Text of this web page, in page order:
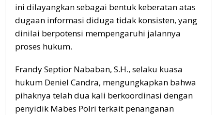
ini dilayangkan sebagai bentuk keberatan atas
dugaan informasi diduga tidak konsisten, yang
dinilai berpotensi mempengaruhi jalannya
proses hukum.
Frandy Septior Nababan, S.H., selaku kuasa
hukum Deniel Candra, mengungkapkan bahwa
pihaknya telah dua kali berkoordinasi dengan
penyidik Mabes Polri terkait penanganan